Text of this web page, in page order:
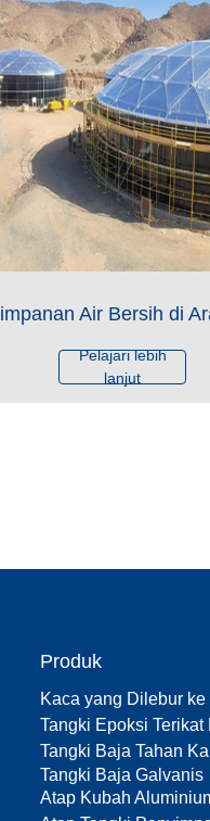
Air Bersih di
Pelajari lebih
lanjut
Produk
Kaca yang Dilebur ke
Tangki Epoksi Terikat
Tangki Baja Tahan
Tangki Baja Galvanis
Atap Kubah